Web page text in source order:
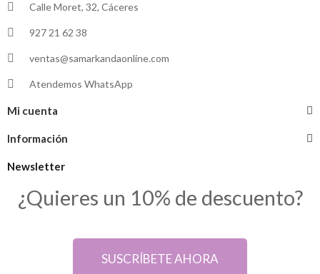
Calle Moret, 32, Cáceres
927 21 62 38
ventas@samarkandaonline.com
Atendemos WhatsApp
Mi cuenta
Información
Newsletter
¿Quieres un 10% de descuento?
SUSCRÍBETE AHORA